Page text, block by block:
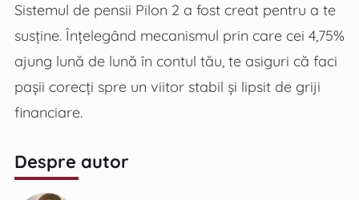
Sistemul de pensii Pilon 2 a fost creat pentru a te
susține. Înțelegând mecanismul prin care cei 4,75%
ajung lună de lună în contul tău, te asiguri că faci
pașii corecți spre un viitor stabil și lipsit de griji
financiare.
Despre autor